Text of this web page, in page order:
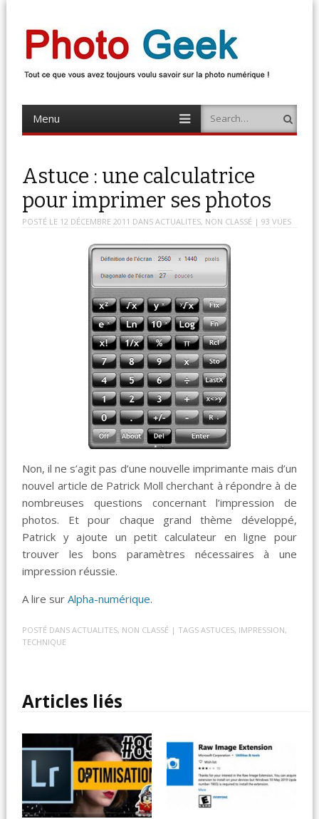
Photo Geek
Menu
content
Search
Astuce : une calculatrice
pour imprimer ses photos
POSTÉ LE 12 DÉCEMBRE 2011 DANSACTUALITES, NON CLASSÉ | 93 VUES
Non, il ne s’agit pas d’une nouvelle imprimante mais d’un
nouvel article de Patrick Moll cherchant à répondre à de
nombreuses questions concernant l’impression de
photos. Et pour chaque grand thème développé,
Patrick y ajoute un petit calculateur en ligne pour
trouver les bons paramètres nécessaires à une
impression réussie.
A lire surAlpha-numérique.
POSTÉ DANSACTUALITES, NON CLASSÉ | TAGSASTUCES, IMPRESSION,
TECHNIQUE
Articles liés